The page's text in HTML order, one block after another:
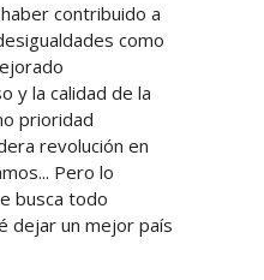
contribuido a
como
y la calidad de la
prioridad
revolución en
Pero lo
busca todo
dejar un mejor país